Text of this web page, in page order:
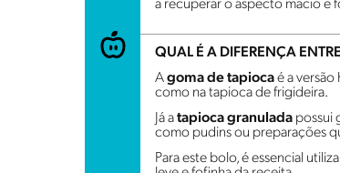
a recuperar o aspecto macio e
QUAL É A DIFERENÇA
Agoma de tapiocaé a versão
como na tapioca de frigideira.
Já atapioca granulada possui
como pudins ou preparações
Para este bolo, é essencial